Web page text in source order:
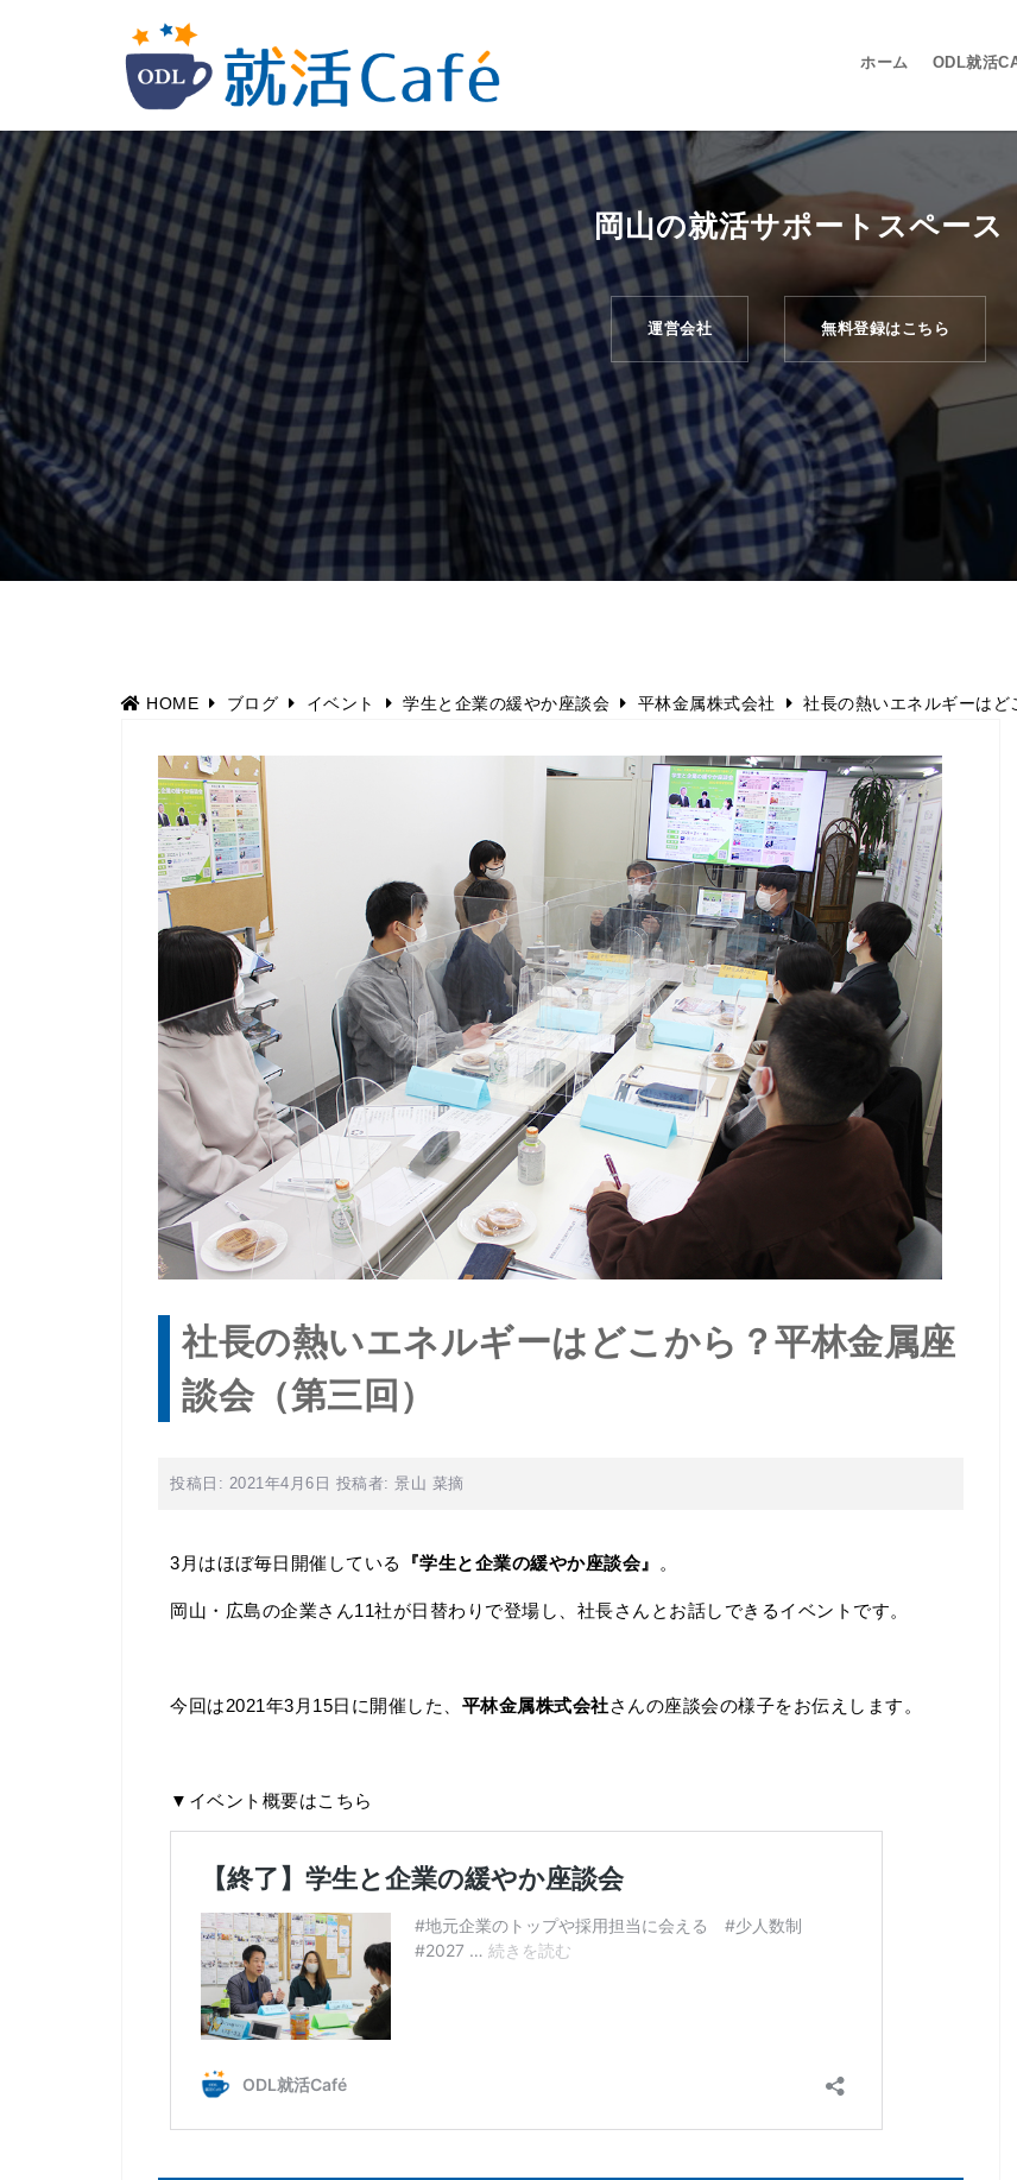
ツ
へ
ス
ホーム ODL就活
岡山の就活サポートスペース
運営会社 無料登録はこちら
HOME ブログ イベント 学生と企業の緩やか座談会 平林金属株式会社 社長の熱いエネルギーはど
社長の熱いエネルギーはどこから？平林金属座
談会（第三回）
投稿日: 2021年4月6日 投稿者: 景山 菜摘
3月はほぼ毎日開催している 『学生と企業の緩やか座談会』 。
岡山・広島の企業さん11社が日替わりで登場し、社長さんとお話しできるイベントです。
今回は2021年3月15日に開催した、 平林金属株式会社さんの座談会の様子をお伝えします。
▼イベント概要はこちら